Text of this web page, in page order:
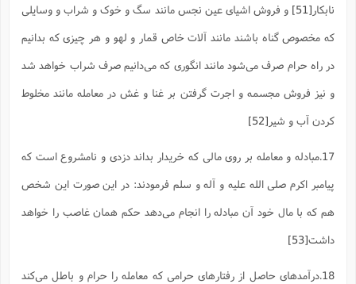
نابکار[51]
و فروش اشیای عین نجس مانند سگ و خوک و شراب و وسایلی
که مخصوص گناه باشند مانند آلات خاص قمار و لهو و هر چیزی که بدانیم
در راه حرام صرف می‌شود مانند انگوری که می‌دانیم صرف شراب خواهد شد
و نیز فروش مجسمه و اجرت گرفتن بر غنا و غش در معامله مانند مخلوط
کردن آب و شیر[52]
17.مبادله و معامله بر روی مالی که خریدار بداند دزدی و نامشروع است که
پیامبر اکرم صلی الله علیه و آله و سلم فرمودند: در این صورت این شخص
هم که با مال خود آن مبادله را انجام می‌دهد حکم همان غاصب را خواهد
داشت[53]
18.درآمد‌های حاصل از رفتارهای حرامی که معامله را حرام و باطل می‌کند